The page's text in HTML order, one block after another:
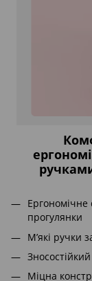
Ергономічне
прогулянки
М’які ручки
Міцна